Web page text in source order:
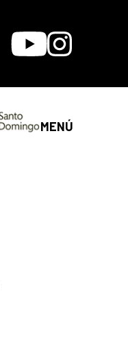
YoutubeInstagram
MENÚ